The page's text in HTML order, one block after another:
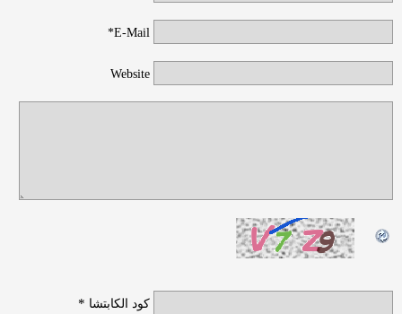
E-Mail*
Website
كود الكابتشا *